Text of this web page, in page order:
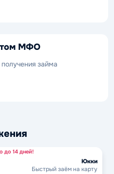
МФО
займа
до 14 дней!
Юкки
Быстрый заём на карту